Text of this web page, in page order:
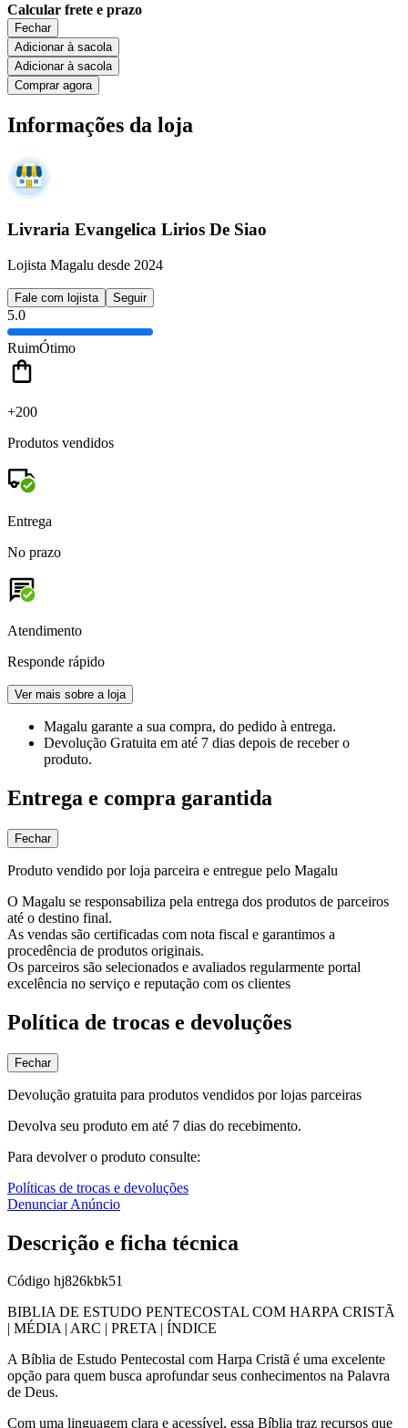
Calcular frete e prazo
Fechar
Adicionar à sacola
Adicionar à sacola
Comprar agora
Informações da loja
Livraria Evangelica Lirios De Siao
Lojista Magalu desde 2024
Fale com lojista Seguir
5.0
RuimÓtimo
+200
Produtos vendidos
Entrega
No prazo
Atendimento
Responde rápido
Ver mais sobre a loja
Magalu garante a sua compra, do pedido à entrega.
Devolução Gratuita em até 7 dias depois de receber o
produto.
Entrega e compra garantida
Fechar
Produto vendido por loja parceira e entregue pelo Magalu
O Magalu se responsabiliza pela entrega dos produtos de parceiros
até o destino final.
As vendas são certificadas com nota fiscal e garantimos a
procedência de produtos originais.
Os parceiros são selecionados e avaliados regularmente portal
excelência no serviço e reputação com os clientes
Política de trocas e devoluções
Fechar
Devolução gratuita para produtos vendidos por lojas parceiras
Devolva seu produto em até 7 dias do recebimento.
Para devolver o produto consulte:
Políticas de trocas e devoluções
Denunciar Anúncio
Descrição e ficha técnica
Código hj826kbk51
BIBLIA DE ESTUDO PENTECOSTAL COM HARPA CRISTÃ
| MÉDIA | ARC | PRETA | ÍNDICE
A Bíblia de Estudo Pentecostal com Harpa Cristã é uma excelente
opção para quem busca aprofundar seus conhecimentos na Palavra
de Deus.
Com uma linguagem clara e acessível, essa Bíblia traz recursos que